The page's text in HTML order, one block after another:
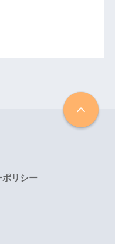
ポリシー